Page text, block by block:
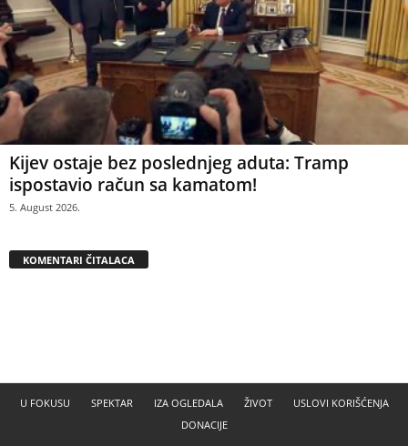
Kijev ostaje bez poslednjeg aduta: Tramp
ispostavio račun sa kamatom!
5. August 2026.
KOMENTARI ČITALACA
U FOKUSU SPEKTAR IZA OGLEDALA ŽIVOT
USLOVI KORIŠĆENJA
DONACIJE